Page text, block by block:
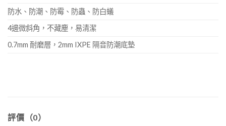
防水、防潮、防霉、防蟲、防白蟻
4邊微斜角，不藏塵，易清潔
0.7mm 耐磨層，2mm IXPE 隔音防潮底墊
評價（0）